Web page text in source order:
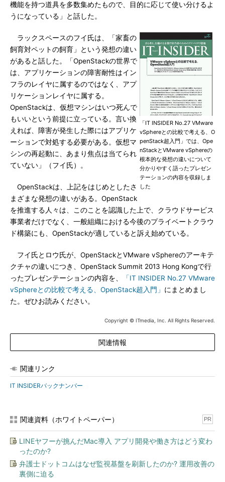
機能を持つ道具を多数集めたもので、目的に応じて使い分けるよ
うになっている」と話した。
「IT INSIDER No.27 VMware
vSphereとの比較で考える、O
penStack超入門」では、Ope
nStackとVMware vSphereの
根本的な発想の違いについて
分かりやすく語ったプレゼン
テーションの内容を収録しま
した
ラックスペースのフイ氏は、「家畜の
飼育対ペットの飼育」という発想の違い
があると話した。「OpenStackの世界で
は、アプリケーションの障害耐性はイン
フラのレイヤに属するのではなく、アプ
リケーションレイヤに属する。
OpenStackは、仮想マシンはいつ死んで
もいいという前提に立っている。言い換
えれば、障害が発生した際にはアプリケ
ーションで対処する必要がある。仮想マ
シンの再起動に、あまり焦点は当てられ
ていない」（フイ氏）。
OpenStackは、上記をはじめとしたさ
まざまな発想の違いがある。OpenStack
を推進する人々は、このことを認識した上で、クラウドサービス
事業者だけでなく、一般組織における今後のプライベートクラウ
ド構築にも、OpenStackが適していると訴え始めている。
フイ氏とロウ氏が、OpenStackとVMware vSphereのアーキテ
クチャの違いにつき、OpenStack Summit 2013 Hong Kongで行
ったプレゼンテーションの内容を、
「IT INSIDER No.27 VMware
vSphereとの比較で考える、OpenStack超入門」 にまとめまし
た。ぜひお読みください。
Copyright © ITmedia, Inc. All Rights Reserved.
関連情報
関連リンク
IT INSIDERバックナンバー
関連資料（ホワイトペーパー） PR
LINEヤフーが挑んだMac導入 アプリ開発や働き方はどう変わ
ったのか?
弁護士ドットコムはなぜ監視基盤を刷新したのか? 運用改善の
裏側に迫る